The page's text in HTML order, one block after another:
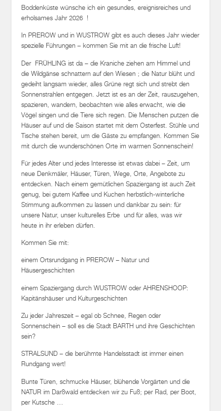
Boddenküste wünsche ich ein gesundes, ereignisreiches und
erholsames Jahr 2026 !
In PREROW und in WUSTROW gibt es auch dieses Jahr wieder
spezielle Führungen – kommen Sie mit an die frische Luft!
Der FRÜHLING ist da – die Kraniche ziehen am Himmel und
die Wildgänse schnattern auf den Wiesen ; die Natur blüht und
gedeiht langsam wieder, alles Grüne regt sich und strebt den
Sonnenstrahlen entgegen. Jetzt ist es an der Zeit, rauszugehen,
spazieren, wandern, beobachten wie alles erwacht, wie die
Vögel singen und die Tiere sich regen. Die Menschen putzen die
Häuser auf und die Saison startet mit dem Osterfest. Stühle und
Tische stehen bereit, um die Gäste zu empfangen. Kommen Sie
mit durch die wunderschönen Orte im warmen Sonnenschein!
Für jedes Alter und jedes Interesse ist etwas dabei – Zeit, um
neue Denkmäler, Häuser, Türen, Wege, Orte, Angebote zu
entdecken. Nach einem gemütlichen Spaziergang ist auch Zeit
genug, bei gutem Kaffee und Kuchen herbstlich-winterliche
Stimmung aufkommen zu lassen und dankbar zu sein: für
unsere Natur, unser kulturelles Erbe und für alles, was wir
heute in ihr erleben dürfen.
Kommen Sie mit:
einem Ortsrundgang in PREROW – Natur und
Häusergeschichten
einem Spaziergang durch WUSTROW oder AHRENSHOOP:
Kapitänshäuser und Kulturgeschichten
Zu jeder Jahreszeit – egal ob Schnee, Regen oder
Sonnenschein – soll es die Stadt BARTH und ihre Geschichten
sein?
STRALSUND – die berühmte Handelsstadt ist immer einen
Rundgang wert!
Bunte Türen, schmucke Häuser, blühende Vorgärten und die
NATUR im Darßwald entdecken wir zu Fuß; per Rad, per Boot,
per Kutsche …